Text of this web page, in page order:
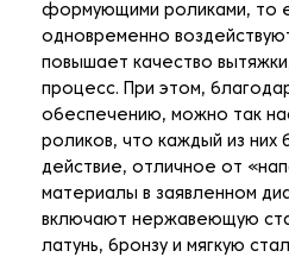
формующими роликами, то
одновременно
повышает качество
процесс. При этом,
обеспечению, можно так
роликов, что каждый из них
действие, отличное от
материалы в заявленном
включают нержавеющую
латунь, бронзу и мягкую